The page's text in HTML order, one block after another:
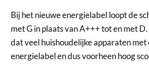
Bij het nieuwe energielabel loopt de
met G in plaats van A+++ tot en met
dat veel huishoudelijke apparaten met
energielabel en dus voorheen hoog